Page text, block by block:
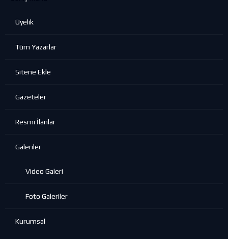
Üyelik
Tüm Yazarlar
Sitene Ekle
Gazeteler
Resmi İlanlar
Galeriler
Video Galeri
Foto Galeriler
Kurumsal